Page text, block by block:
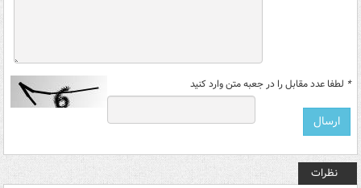
* لطفا عدد مقابل را در جعبه متن وارد کنید
نظرات